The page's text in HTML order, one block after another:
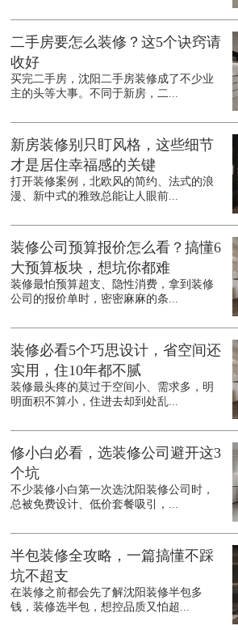
二手房要怎么装修？这5个诀窍请
收好
买完二手房，沈阳二手房装修成了不少业
主的头等大事。不同于新房，二...
新房装修别只盯风格，这些细节
才是居住幸福感的关键
打开装修案例，北欧风的简约、法式的浪
漫、新中式的雅致总能让人眼前...
装修公司预算报价怎么看？搞懂6
大预算板块，想坑你都难
装修最怕预算超支、隐性消费，拿到装修
公司的报价单时，密密麻麻的条...
装修必看5个巧思设计，省空间还
实用，住10年都不腻
装修最头疼的莫过于空间小、需求多，明
明面积不算小，住进去却到处乱...
修小白必看，选装修公司避开这3
个坑
不少装修小白第一次选沈阳装修公司时，
总被免费设计、低价套餐吸引，...
半包装修全攻略，一篇搞懂不踩
坑不超支
在装修之前都会先了解沈阳装修半包多
钱，装修选半包，想控品质又怕超...